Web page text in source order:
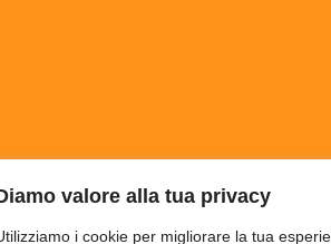
valore alla tua privacy
i cookie per migliorare la tua